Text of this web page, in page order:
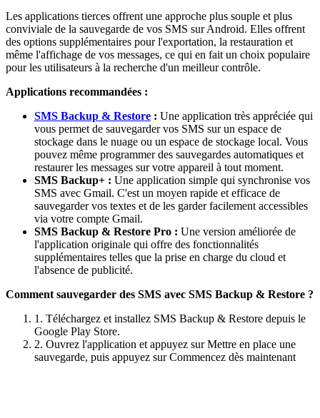
Les applications tierces offrent une approche plus souple et plus
conviviale de la sauvegarde de vos SMS sur Android. Elles offrent
des options supplémentaires pour l'exportation, la restauration et
même l'affichage de vos messages, ce qui en fait un choix populaire
pour les utilisateurs à la recherche d'un meilleur contrôle.
Applications recommandées :
SMS Backup & Restore : Une application très appréciée qui
vous permet de sauvegarder vos SMS sur un espace de
stockage dans le nuage ou un espace de stockage local. Vous
pouvez même programmer des sauvegardes automatiques et
restaurer les messages sur votre appareil à tout moment.
SMS Backup+ : Une application simple qui synchronise vos
SMS avec Gmail. C'est un moyen rapide et efficace de
sauvegarder vos textes et de les garder facilement accessibles
via votre compte Gmail.
SMS Backup & Restore Pro : Une version améliorée de
l'application originale qui offre des fonctionnalités
supplémentaires telles que la prise en charge du cloud et
l'absence de publicité.
Comment sauvegarder des SMS avec SMS Backup & Restore ?
1. Téléchargez et installez SMS Backup & Restore depuis le
Google Play Store.
2. Ouvrez l'application et appuyez sur Mettre en place une
sauvegarde, puis appuyez sur Commencez dès maintenant